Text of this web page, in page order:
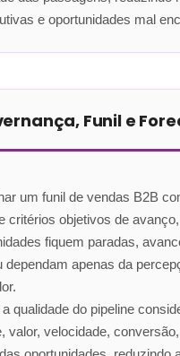
e oportunidades mal
Funil e
um funil de vendas B2B
critérios objetivos de
fiquem paradas,
dependam apenas da
qualidade do pipeline
valor, velocidade,